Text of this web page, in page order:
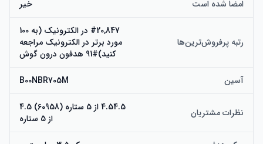
امضا شده است خیر
رتبه پرفروش‌ترین‌ها
#20,847 در الکترونیک (به 100
مورد برتر در الکترونیک مراجعه
کنید)#91 هدفون درون گوش
آسین B00NBR705M
نظرات مشتریان
4.54.5 از 5 ستاره (60958) 4.5
از 5 ستاره